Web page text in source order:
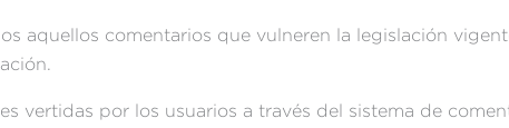
aquellos comentarios que vulneren la legislación
vertidas por los usuarios a través del sistema de